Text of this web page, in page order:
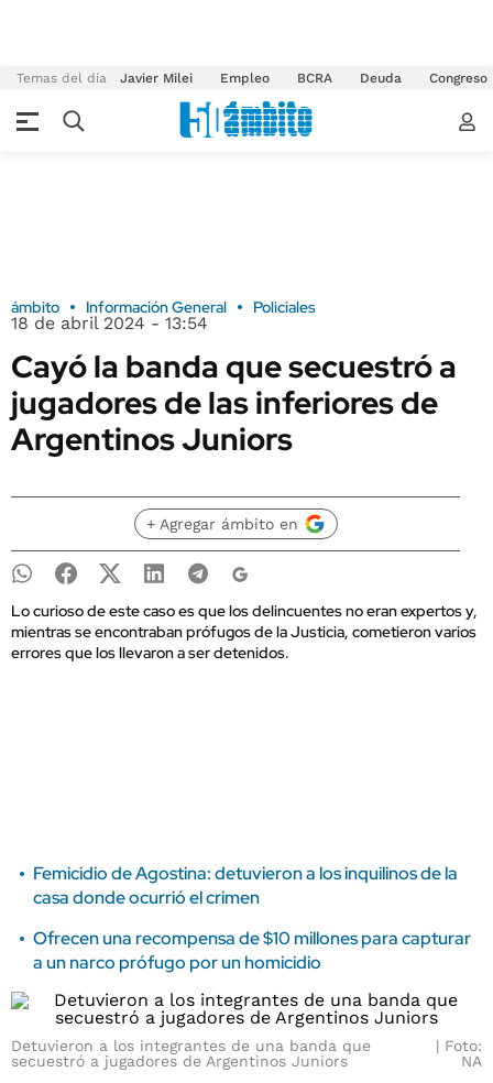
Temas del día Javier Milei Empleo BCRA Deuda Congreso
ámbito Información General Policiales
18 de abril 2024 - 13:54
Cayó la banda que secuestró a
jugadores de las inferiores de
Argentinos Juniors
+ Agregar ámbito en
Lo curioso de este caso es que los delincuentes no eran expertos y,
mientras se encontraban prófugos de la Justicia, cometieron varios
errores que los llevaron a ser detenidos.
Femicidio de Agostina: detuvieron a los inquilinos de la
casa donde ocurrió el crimen
Ofrecen una recompensa de $10 millones para capturar
a un narco prófugo por un homicidio
Detuvieron a los integrantes de una banda que
secuestró a jugadores de Argentinos Juniors
Foto:
NA